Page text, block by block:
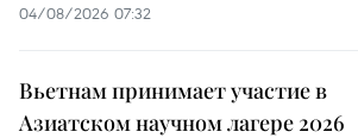
04/08/2026 07:32
Вьетнам принимает участие в
Азиатском научном лагере 2026